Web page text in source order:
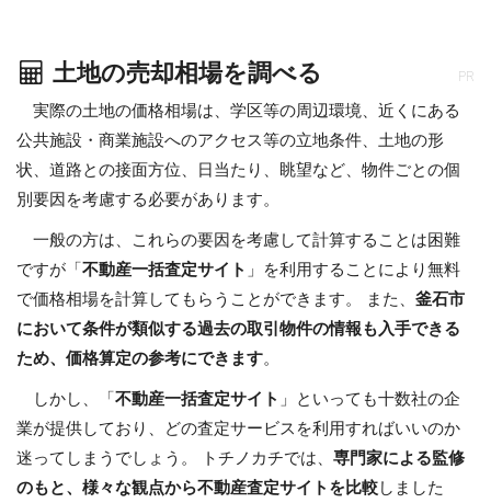
土地の売却相場を調べる PR
実際の土地の価格相場は、学区等の周辺環境、近くにある
公共施設・商業施設へのアクセス等の立地条件、土地の形
状、道路との接面方位、日当たり、眺望など、物件ごとの個
別要因を考慮する必要があります。
一般の方は、これらの要因を考慮して計算することは困難
ですが「 不動産一括査定サイト 」を利用することにより無料
で価格相場を計算してもらうことができます。 また、 釜石市
において条件が類似する過去の取引物件の情報も入手できる
ため、価格算定の参考にできます。
しかし、「 不動産一括査定サイト 」といっても十数社の企
業が提供しており、どの査定サービスを利用すればいいのか
迷ってしまうでしょう。 トチノカチでは、 専門家による監修
のもと、様々な観点から不動産査定サイトを比較 しました